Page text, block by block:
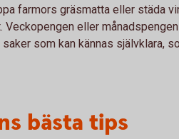
farmors gräsmatta eller städa
Veckopengen eller
saker som kan kännas självklara,
bästa tips